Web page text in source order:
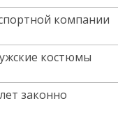
компании
костюмы
законно